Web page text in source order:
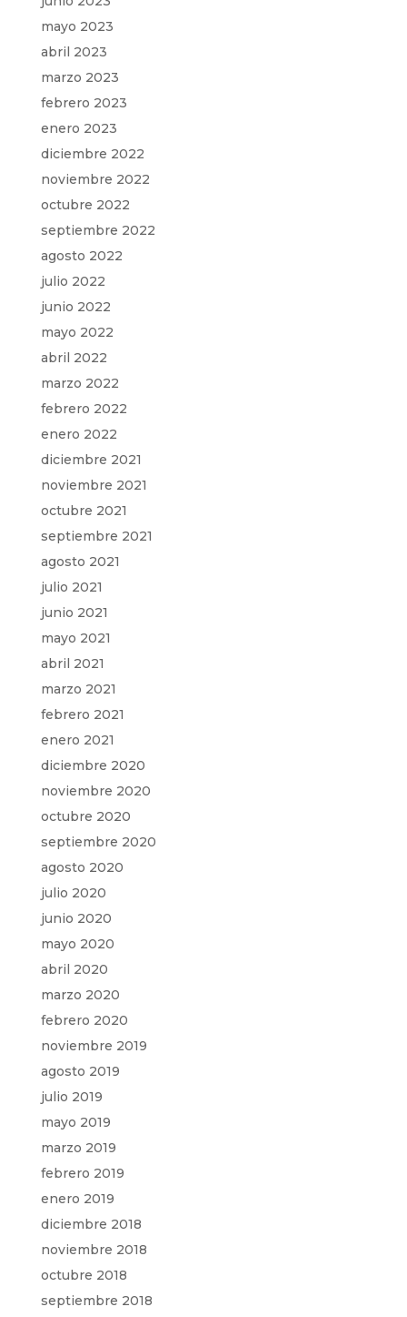
mayo 2023
abril 2023
marzo 2023
febrero 2023
enero 2023
diciembre 2022
noviembre 2022
octubre 2022
septiembre 2022
agosto 2022
julio 2022
junio 2022
mayo 2022
abril 2022
marzo 2022
febrero 2022
enero 2022
diciembre 2021
noviembre 2021
octubre 2021
septiembre 2021
agosto 2021
julio 2021
junio 2021
mayo 2021
abril 2021
marzo 2021
febrero 2021
enero 2021
diciembre 2020
noviembre 2020
octubre 2020
septiembre 2020
agosto 2020
julio 2020
junio 2020
mayo 2020
abril 2020
marzo 2020
febrero 2020
noviembre 2019
agosto 2019
julio 2019
mayo 2019
marzo 2019
febrero 2019
enero 2019
diciembre 2018
noviembre 2018
octubre 2018
septiembre 2018